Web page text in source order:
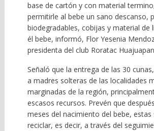
base de cartón y con material
permitirle al bebe un sano descanso,
biodegradables, cobijas y material de
él bebe, informó, Flor Yesenia
presidenta del club Roratac
Señaló que la entrega de las 30
a madres solteras de las localidades
marginadas de la región,
escasos recursos. Prevén que
meses del nacimiento del bebe, estas
reciclar, es decir, a través del